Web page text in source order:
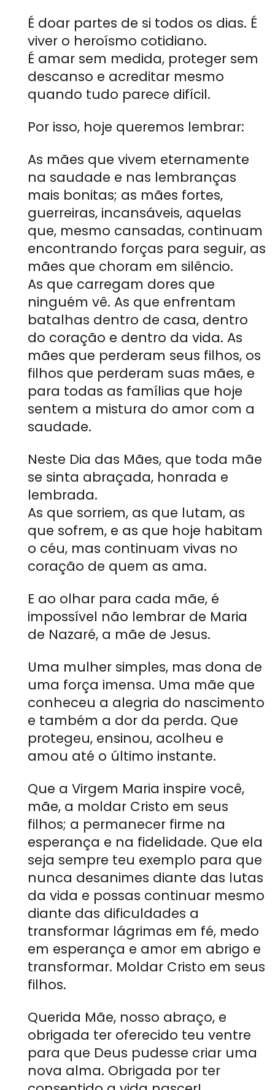
É doar partes de si todos os dias. É
viver o heroísmo cotidiano.
É amar sem medida, proteger sem
descanso e acreditar mesmo
quando tudo parece difícil.
Por isso, hoje queremos lembrar:
As mães que vivem eternamente
na saudade e nas lembranças
mais bonitas; as mães fortes,
guerreiras, incansáveis, aquelas
que, mesmo cansadas, continuam
encontrando forças para seguir, as
mães que choram em silêncio.
As que carregam dores que
ninguém vê. As que enfrentam
batalhas dentro de casa, dentro
do coração e dentro da vida. As
mães que perderam seus filhos, os
filhos que perderam suas mães, e
para todas as famílias que hoje
sentem a mistura do amor com a
saudade.
Neste Dia das Mães, que toda mãe
se sinta abraçada, honrada e
lembrada.
As que sorriem, as que lutam, as
que sofrem, e as que hoje habitam
o céu, mas continuam vivas no
coração de quem as ama.
E ao olhar para cada mãe, é
impossível não lembrar de Maria
de Nazaré, a mãe de Jesus.
Uma mulher simples, mas dona de
uma força imensa. Uma mãe que
conheceu a alegria do nascimento
e também a dor da perda. Que
protegeu, ensinou, acolheu e
amou até o último instante.
Que a Virgem Maria inspire você,
mãe, a moldar Cristo em seus
filhos; a permanecer firme na
esperança e na fidelidade. Que ela
seja sempre teu exemplo para que
nunca desanimes diante das lutas
da vida e possas continuar mesmo
diante das dificuldades a
transformar lágrimas em fé, medo
em esperança e amor em abrigo e
transformar. Moldar Cristo em seus
filhos.
Querida Mãe, nosso abraço, e
obrigada ter oferecido teu ventre
para que Deus pudesse criar uma
nova alma. Obrigada por ter